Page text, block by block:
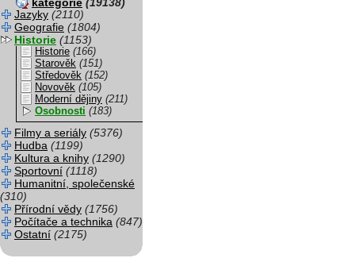
Jazyky (2110)
Geografie (1804)
Historie (1153)
Historie (166)
Starověk (151)
Středověk (152)
Novověk (105)
Moderní dějiny (211)
Osobnosti (183)
Filmy a seriály (5376)
Hudba (1199)
Kultura a knihy (1290)
Sportovní (1118)
Humanitní, společenské
(310)
Přírodní vědy (1756)
Počítače a technika (847)
Ostatní (2175)